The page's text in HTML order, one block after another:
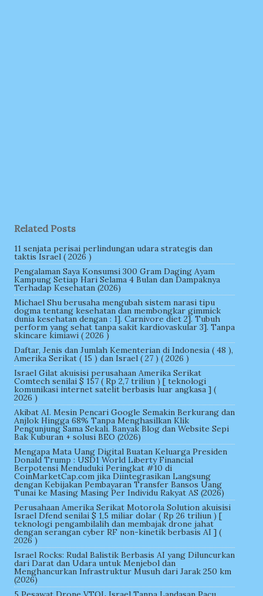
Related Posts
11 senjata perisai perlindungan udara strategis dan
taktis Israel ( 2026 )
Pengalaman Saya Konsumsi 300 Gram Daging Ayam
Kampung Setiap Hari Selama 4 Bulan dan Dampaknya
Terhadap Kesehatan (2026)
Michael Shu berusaha mengubah sistem narasi tipu
dogma tentang kesehatan dan membongkar gimmick
dunia kesehatan dengan : 1]. Carnivore diet 2]. Tubuh
perform yang sehat tanpa sakit kardiovaskular 3]. Tanpa
skincare kimiawi ( 2026 )
Daftar, Jenis dan Jumlah Kementerian di Indonesia ( 48 ),
Amerika Serikat ( 15 ) dan Israel ( 27 ) ( 2026 )
Israel Gilat akuisisi perusahaan Amerika Serikat
Comtech senilai $ 157 ( Rp 2,7 triliun ) [ teknologi
komunikasi internet satelit berbasis luar angkasa ] (
2026 )
Akibat AI. Mesin Pencari Google Semakin Berkurang dan
Anjlok Hingga 68% Tanpa Menghasilkan Klik
Pengunjung Sama Sekali. Banyak Blog dan Website Sepi
Bak Kuburan + solusi BEO (2026)
Mengapa Mata Uang Digital Buatan Keluarga Presiden
Donald Trump : USD1 World Liberty Financial
Berpotensi Menduduki Peringkat #10 di
CoinMarketCap.com jika Diintegrasikan Langsung
dengan Kebijakan Pembayaran Transfer Bansos Uang
Tunai ke Masing Masing Per Individu Rakyat AS (2026)
Perusahaan Amerika Serikat Motorola Solution akuisisi
Israel Dfend senilai $ 1,5 miliar dolar ( Rp 26 triliun ) [
teknologi pengambilalih dan membajak drone jahat
dengan serangan cyber RF non-kinetik berbasis AI ] (
2026 )
Israel Rocks: Rudal Balistik Berbasis AI yang Diluncurkan
dari Darat dan Udara untuk Menjebol dan
Menghancurkan Infrastruktur Musuh dari Jarak 250 km
(2026)